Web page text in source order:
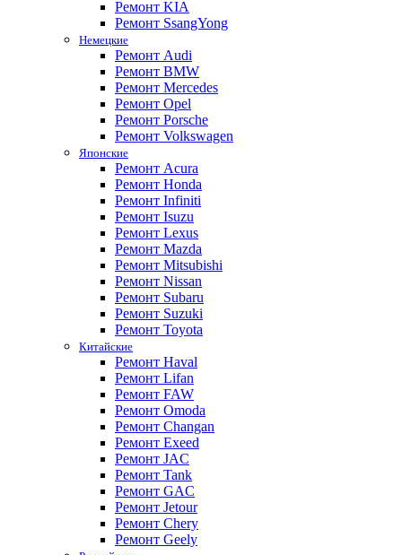
Ремонт KIA
Ремонт SsangYong
Немецкие
Ремонт Audi
Ремонт BMW
Ремонт Mercedes
Ремонт Opel
Ремонт Porsche
Ремонт Volkswagen
Японские
Ремонт Acura
Ремонт Honda
Ремонт Infiniti
Ремонт Isuzu
Ремонт Lexus
Ремонт Mazda
Ремонт Mitsubishi
Ремонт Nissan
Ремонт Subaru
Ремонт Suzuki
Ремонт Toyota
Китайские
Ремонт Haval
Ремонт Lifan
Ремонт FAW
Ремонт Omoda
Ремонт Changan
Ремонт Exeed
Ремонт JAC
Ремонт Tank
Ремонт GAC
Ремонт Jetour
Ремонт Chery
Ремонт Geely